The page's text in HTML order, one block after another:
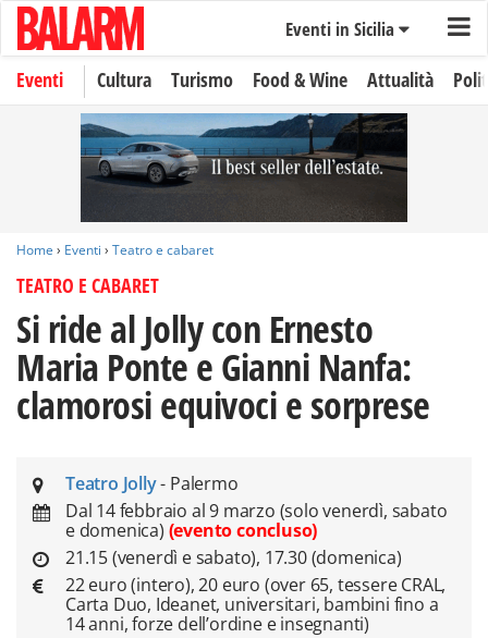
Eventi in Sicilia
Eventi Cultura Turismo Food & Wine Attualità
Home › Eventi › Teatro e cabaret
TEATRO E CABARET
Si ride al Jolly con Ernesto
Maria Ponte e Gianni Nanfa:
clamorosi equivoci e sorprese
Teatro Jolly- Palermo
Dal 14 febbraio al 9 marzo (solo venerdì, sabato
e domenica) (evento concluso)
21.15 (venerdì e sabato), 17.30 (domenica)
22 euro (intero), 20 euro (over 65, tessere CRAL,
Carta Duo, Ideanet, universitari, bambini fino a
14 anni, forze dell’ordine e insegnanti)